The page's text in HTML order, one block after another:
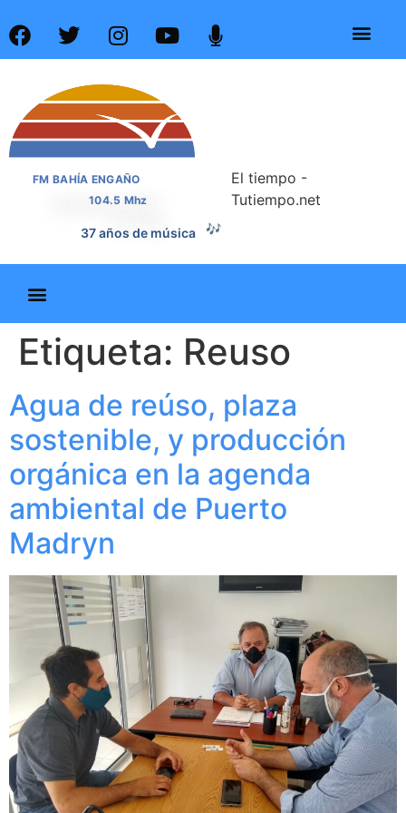
FM BAHÍA ENGAÑO
104.5 Mhz
37 años de música 🎶
El tiempo -
Tutiempo.net
Etiqueta: Reuso
Agua de reúso, plaza
sostenible, y producción
orgánica en la agenda
ambiental de Puerto
Madryn